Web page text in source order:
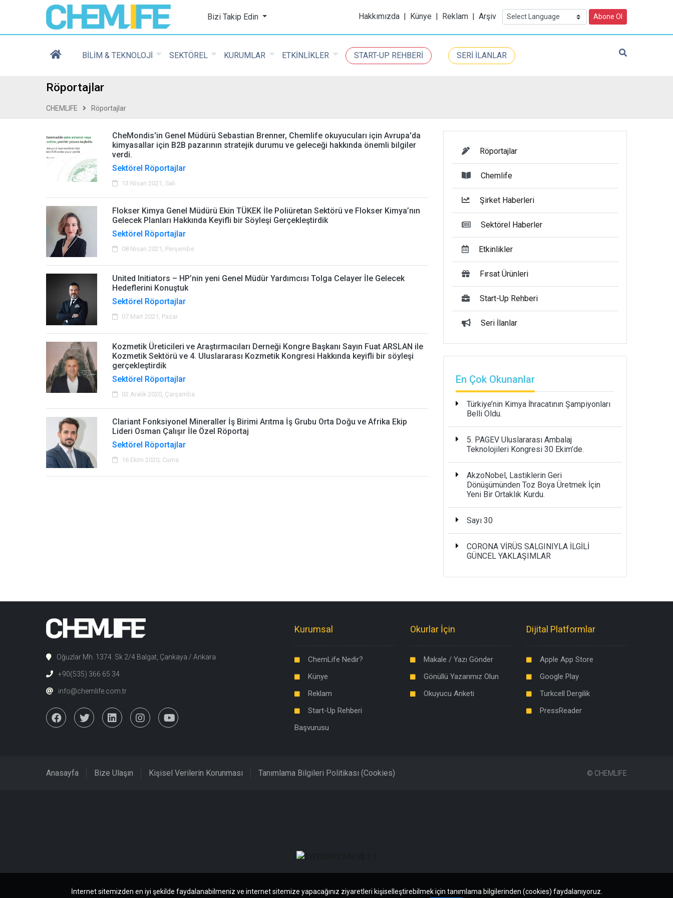
Chemlife - Basılı ve Dijital Kimya Dergisi
Bizi Takip Edin Hakkımızda | Künye | Reklam | Arşiv Abone Ol
BİLİM & TEKNOLOJİ SEKTÖREL KURUMLAR ETKİNLİKLER START-UP REHBERİ SERİ İLANLAR
Röportajlar
CHEMLIFE Röportajlar
CheMondis'in Genel Müdürü Sebastian Brenner, Chemlife okuyucuları için Avrupa'da
kimyasallar için B2B pazarının stratejik durumu ve geleceği hakkında önemli bilgiler
verdi.
Sektörel Röportajlar
13 Nisan 2021, Salı
Flokser Kimya Genel Müdürü Ekin TÜKEK İle Poliüretan Sektörü ve Flokser Kimya’nın
Gelecek Planları Hakkında Keyifli bir Söyleşi Gerçekleştirdik
Sektörel Röportajlar
08 Nisan 2021, Perşembe
United Initiators – HP’nin yeni Genel Müdür Yardımcısı Tolga Celayer İle Gelecek
Hedeflerini Konuştuk
Sektörel Röportajlar
07 Mart 2021, Pazar
Kozmetik Üreticileri ve Araştırmacıları Derneği Kongre Başkanı Sayın Fuat ARSLAN ile
Kozmetik Sektörü ve 4. Uluslararası Kozmetik Kongresi Hakkında keyifli bir söyleşi
gerçekleştirdik
Sektörel Röportajlar
02 Aralık 2020, Çarşamba
Clariant Fonksiyonel Mineraller İş Birimi Arıtma İş Grubu Orta Doğu ve Afrika Ekip
Lideri Osman Çalışır İle Özel Röportaj
Sektörel Röportajlar
16 Ekim 2020, Cuma
Röportajlar
Chemlife
Şirket Haberleri
Sektörel Haberler
Etkinlikler
Fırsat Ürünleri
Start-Up Rehberi
Seri İlanlar
En Çok Okunanlar
Türkiye’nin Kimya İhracatının Şampiyonları
Belli Oldu.
5. PAGEV Uluslararası Ambalaj
Teknolojileri Kongresi 30 Ekim’de.
AkzoNobel, Lastiklerin Geri
Dönüşümünden Toz Boya Üretmek İçin
Yeni Bir Ortaklık Kurdu.
Sayı 30
CORONA VİRÜS SALGINIYLA İLGİLİ
GÜNCEL YAKLAŞIMLAR
İnternet sitemizden en iyi şekilde faydalanabilmeniz ve internet sitemize yapacağınız ziyaretleri kişiselleştirebilmek için tanımlama bilgilerinden (cookies) faydalanıyoruz.
Oğuzlar Mh. 1374. Sk 2/4 Balgat, Çankaya / Ankara
+90(535) 366 65 34
info@chemlife.com.tr
Kurumsal
ChemLife Nedir?
Künye
Reklam
Start-Up Rehberi
Başvurusu
Okurlar İçin
Makale / Yazı Gönder
Gönüllü Yazarımız Olun
Okuyucu Anketi
Dijital Platformlar
Apple App Store
Google Play
Turkcell Dergilik
PressReader
Anasayfa Bize Ulaşın Kişisel Verilerin Korunması Tanımlama Bilgileri Politikası (Cookies) © CHEMLIFE